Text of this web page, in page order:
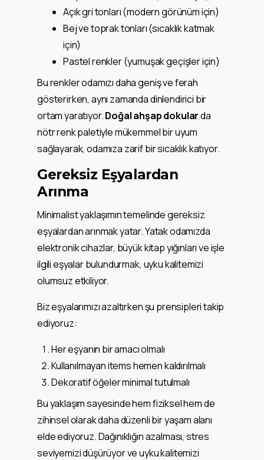
Açık gri tonları (modern görünüm için)
Bej ve toprak tonları (sıcaklık katmak
için)
Pastel renkler (yumuşak geçişler için)
Bu renkler odamızı daha geniş ve ferah
gösterirken, aynı zamanda dinlendirici bir
ortam yaratıyor.Doğal ahşap dokularda
nötr renk paletiyle mükemmel bir uyum
sağlayarak, odamıza zarif bir sıcaklık katıyor.
Gereksiz Eşyalardan
Arınma
Minimalist yaklaşımın temelinde gereksiz
eşyalardan arınmak yatar. Yatak odamızda
elektronik cihazlar, büyük kitap yığınları ve işle
ilgili eşyalar bulundurmak, uyku kalitemizi
olumsuz etkiliyor.
Biz eşyalarımızı azaltırken şu prensipleri takip
ediyoruz:
Her eşyanın bir amacı olmalı
Kullanılmayan items hemen kaldırılmalı
Dekoratif öğeler minimal tutulmalı
Bu yaklaşım sayesinde hem fiziksel hem de
zihinsel olarak daha düzenli bir yaşam alanı
elde ediyoruz. Dağınıklığın azalması, stres
seviyemizi düşürüyor ve uyku kalitemizi